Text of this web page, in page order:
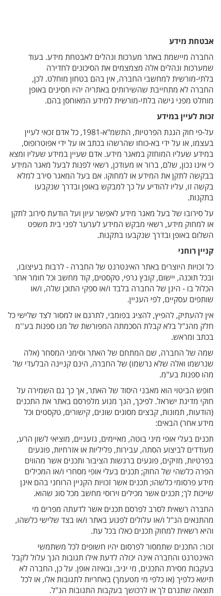
אבטחת מידע
החברה מיישמת באתר מערכות ונהלים לאבטחת מידע. בעוד
שמערכות ונהלים אלה מצמצמים את הסיכונים לחדירה
בלתי-מורשית למחשבי החברה, אין בהם בטחון מוחלט. לכן,
החברה לא מתחייבת שהשירותים באתריה יהיו חסינים באופן
מוחלט מפני גישה בלתי-מורשית למידע המאוחסן בהם.
זכות לעיין במידע
על-פי חוק הגנת הפרטיות, התשמ"א-1981, כל אדם זכאי לעיין
בעצמו, או על ידי בא-כוחו שהרשהו בכתב או על ידי אפוטרופוס,
במידע שעליו המוחזק במאגר מידע. אדם שעיין במידע שעליו ומצא
כי אינו נכון, שלם, ברור או מעודכן, רשאי לפנות לבעל מאגר המידע
בבקשה לתקן את המידע או למחוקו. אם בעל המאגר סירב למלא
בקשה זו, עליו להודיע על כך למבקש באופן ובדרך שנקבעו
בתקנות.
על סירובו של בעל מאגר מידע לאפשר עיון ועל הודעת סירוב לתקן
או למחוק מידע, רשאי מבקש המידע לערער לפני בית משפט
השלום באופן ובדרך שנקבעו בתקנות.
קניין רוחני
כל זכויות היוצרים באתר האינטרנט של החברה - לרבות בעיצובו,
ובכל תוכנה, יישום, קובץ גרפי, טקסטים, קוד מחשב וכל חומר אחר
הכלול בו - הינן של החברה בלבד ו/או ספקי התוכן שלה, ו/או
שותפים עסקיים, לפי העניין.
אין להעתיק, להפיץ, להציג בפומבי, לתרגם או למסור לצד שלישי כל
חלק מהנ"ל בלא קבלת הסכמתה המפורשת של מנו ספנות בע''מ
בכתב ומראש.
שמה של החברה, שם המתחם של האתר וסימני המסחר (אלה
שנרשמו ואלה שלא נרשמו) של החברה, הינם קניינה הבלעדי של
מהו ספנות בע"מ.
חופש הביטוי הוא מאבני היסוד של האתר, אך כך גם השמירה על
חוקי מדינת ישראל. לפיכך, הנך מנוע מלפרסם באתר את התכנים
(הודעות, תמונות, קבצים מסוגים שונים, קישורים, טקסטים וכל
מידע אחר) הבאים:
תכנים בעלי אופי מיני בוטה, מאיימים, גזעניים, מוציאי לשון הרע,
מעודדים לביצוע הסתה, עבירות, פליליות או אזרחיות, פוגעים
בפרטיות, מזיקים, פוגעים ברגשות הציבור ותכנים אשר מהווים
הפרה כלשהי של החוק; תכנים בעלי אופי מסחרי ו/או המכילים
מידע פרסומי כלשהו; תכנים אשר זכויות הקניין הרוחני בהם אינן
שייכות לך; תכנים אשר מכילים וירוסי מחשב מכל סוג שהוא.
החברה רשאית לסרב לפרסם תכנים אשר לדעתה מפרים מי
מהתנאים הנ"ל ו/או עלולים לפגוע באתר ו/או בצד שלישי כלשהו,
והיא רשאית למחוק תכנים כאלו בכל עת.
זכור: התכנים שתמסור לפרסום יהיו חשופים לכל משתמשי
האינטרנט והחברה אינה יכולה לדעת אילו תגובות הנך עלול לקבל
בעקבות מסירת התכנים, מי יגיב, ובאיזה אופן. על כן, החברה לא
תישא כלפיך (או כלפי מי מטעמך) באחריות לתגובות אלו, או לכל
תוצאה שתגרם לך או לרכושך בעקבות התגובות הנ"ל.